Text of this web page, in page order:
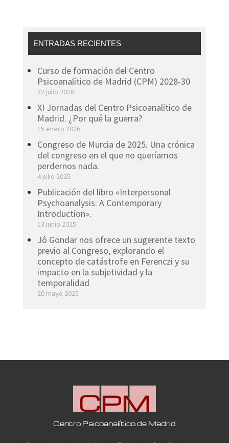
ENTRADAS RECIENTES
Curso de formación del Centro
Psicoanalítico de Madrid (CPM) 2028-30
22 julio 2026
XI Jornadas del Centro Psicoanalítico de
Madrid. ¿Por qué la guerra?
15 enero 2026
Congreso de Murcia de 2025. Una crónica
del congreso en el que no queríamos
perdernos nada.
4 julio 2025
Publicación del libro «Interpersonal
Psychoanalysis: A Contemporary
Introduction».
13 junio 2025
Jô Gondar nos ofrece un sugerente texto
previo al Congreso, explorando el
concepto de catástrofe en Ferenczi y su
impacto en la subjetividad y la
temporalidad
20 mayo 2025
Centro Psicoanalítico de Madrid